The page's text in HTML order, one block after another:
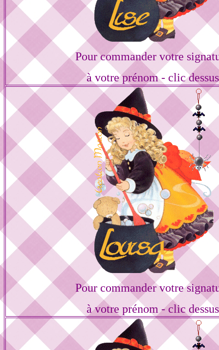
Pour commander votre
à votre prénom - clic dessus
Pour commander votre
à votre prénom - clic dessus